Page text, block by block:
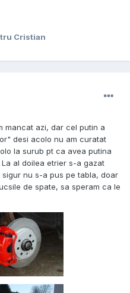
Cristian
mancat azi, dar cel putin a
desi acolo nu am curatat
la surub pt ca avea putina
al doilea etrier s-a gazat
nu s-a pus pe tabla, doar
de spate, sa speram ca le